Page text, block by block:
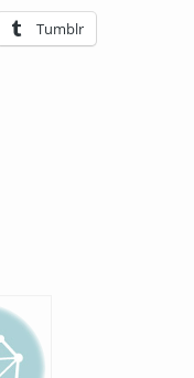
Tumblr